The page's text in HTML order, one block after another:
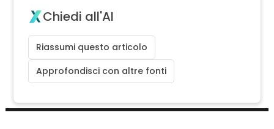
Chiedi all'AI
Riassumi questo articolo
Approfondisci con altre fonti